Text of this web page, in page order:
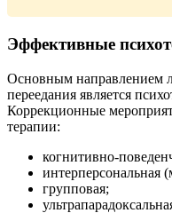
Эффективные
Основным направлением
переедания является
Коррекционные
терапии:
когнитивно-
интерперсональная
групповая;